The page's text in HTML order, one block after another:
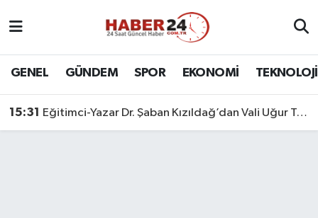
GENEL GÜNDEM SPOR EKONOMİ TEKNOLOJİ
15:31 Eğitimci-Yazar Dr. Şaban Kızıldağ’dan Vali Uğur Turan’a Ziyaret
Nöbetçi Eczaneler